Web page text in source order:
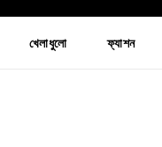
খেলাধুলো ফ্যাশন